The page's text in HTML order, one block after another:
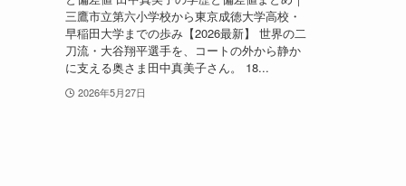
三鷹市立第六小学校から東京成徳大学高校・
早稲田大学までの歩み【2026最新】 世界の二
刀流・大谷翔平選手を、コートの外から静か
に支える奥さま田中真美子さん。 18...
2026年5月27日